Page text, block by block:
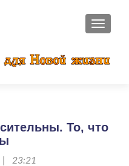
То, что
| 23:21